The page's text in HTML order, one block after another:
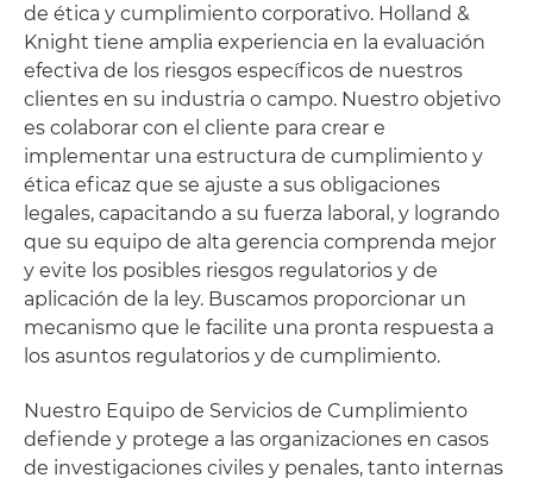
de ética y cumplimiento corporativo. Holland &
Knight tiene amplia experiencia en la evaluación
efectiva de los riesgos específicos de nuestros
clientes en su industria o campo. Nuestro objetivo
es colaborar con el cliente para crear e
implementar una estructura de cumplimiento y
ética eficaz que se ajuste a sus obligaciones
legales, capacitando a su fuerza laboral, y logrando
que su equipo de alta gerencia comprenda mejor
y evite los posibles riesgos regulatorios y de
aplicación de la ley. Buscamos proporcionar un
mecanismo que le facilite una pronta respuesta a
los asuntos regulatorios y de cumplimiento.
Nuestro Equipo de Servicios de Cumplimiento
defiende y protege a las organizaciones en casos
de investigaciones civiles y penales, tanto internas